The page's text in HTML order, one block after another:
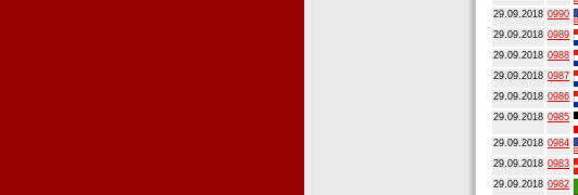
29.09.2018 0990
29.09.2018 0989
29.09.2018 0988
29.09.2018 0987
29.09.2018 0986
29.09.2018 0985
29.09.2018 0984
29.09.2018 0983
29.09.2018 0982